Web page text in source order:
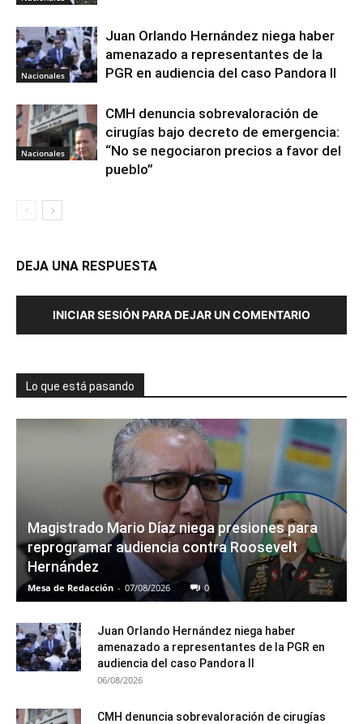
Nacionales
Juan Orlando Hernández niega haber
amenazado a representantes de la
PGR en audiencia del caso Pandora II
Nacionales
CMH denuncia sobrevaloración de
cirugías bajo decreto de emergencia:
“No se negociaron precios a favor del
pueblo”
DEJA UNA RESPUESTA
INICIAR SESIÓN PARA DEJAR UN COMENTARIO
Lo que está pasando
Magistrado Mario Díaz niega presiones para
reprogramar audiencia contra Roosevelt
Hernández
Mesa de Redacción - 07/08/2026 0
Juan Orlando Hernández niega haber
amenazado a representantes de la PGR en
audiencia del caso Pandora II
06/08/2026
CMH denuncia sobrevaloración de cirugías